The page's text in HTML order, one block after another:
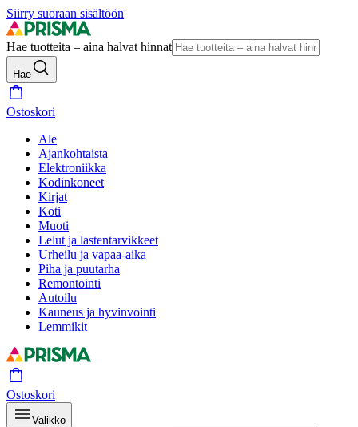
Siirry suoraan sisältöön
Hae tuotteita – aina halvat hinnat
Hae
Ostoskori
Ale
Ajankohtaista
Elektroniikka
Kodinkoneet
Kirjat
Koti
Muoti
Lelut ja lastentarvikkeet
Urheilu ja vapaa-aika
Piha ja puutarha
Remontointi
Autoilu
Kauneus ja hyvinvointi
Lemmikit
Ostoskori
Valikko